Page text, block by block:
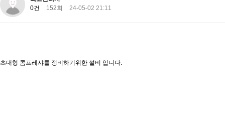
0건
152회 24-05-02 21:11
초대형 콤프레샤를 정비하기위한 설비 입니다.